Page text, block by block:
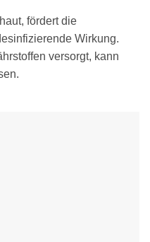
fördert die
Wirkung.
versorgt, kann